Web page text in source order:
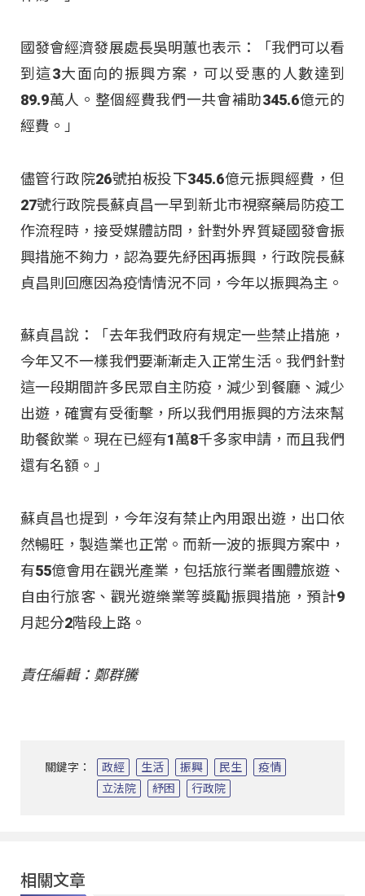
國發會經濟發展處長吳明蕙也表示：「我們可以看
到這3大面向的振興方案，可以受惠的人數達到
89.9萬人。整個經費我們一共會補助345.6億元的
經費。」
儘管行政院26號拍板投下345.6億元振興經費，但
27號行政院長蘇貞昌一早到新北市視察藥局防疫工
作流程時，接受媒體訪問，針對外界質疑國發會振
興措施不夠力，認為要先紓困再振興，行政院長蘇
貞昌則回應因為疫情情況不同，今年以振興為主。
蘇貞昌說：「去年我們政府有規定一些禁止措施，
今年又不一樣我們要漸漸走入正常生活。我們針對
這一段期間許多民眾自主防疫，減少到餐廳、減少
出遊，確實有受衝擊，所以我們用振興的方法來幫
助餐飲業。現在已經有1萬8千多家申請，而且我們
還有名額。」
蘇貞昌也提到，今年沒有禁止內用跟出遊，出口依
然暢旺，製造業也正常。而新一波的振興方案中，
有55億會用在觀光產業，包括旅行業者團體旅遊、
自由行旅客、觀光遊樂業等獎勵振興措施，預計9
月起分2階段上路。
責任編輯：鄭群騰
關鍵字： 政經 生活 振興 民生
疫情
立法院
紓困 行政院
相關文章